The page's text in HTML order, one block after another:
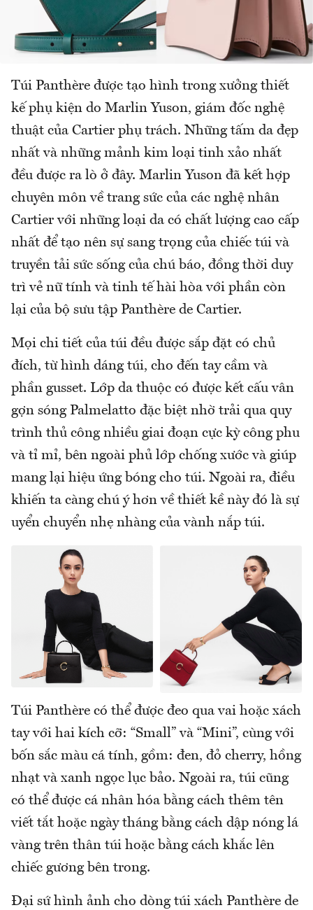
Túi Panthère được tạo hình trong xưởng thiết
kế phụ kiện do Marlin Yuson, giám đốc nghệ
thuật của Cartier phụ trách. Những tấm da đẹp
nhất và những mảnh kim loại tinh xảo nhất
đều được ra lò ở đây. Marlin Yuson đã kết hợp
chuyên môn về trang sức của các nghệ nhân
Cartier với những loại da có chất lượng cao cấp
nhất để tạo nên sự sang trọng của chiếc túi và
truyền tải sức sống của chú báo, đồng thời duy
trì vẻ nữ tính và tinh tế hài hòa với phần còn
lại của bộ sưu tập Panthère de Cartier.
Mọi chi tiết của túi đều được sắp đặt có chủ
đích, từ hình dáng túi, cho đến tay cầm và
phần gusset. Lớp da thuộc có được kết cấu vân
gợn sóng Palmelatto đặc biệt nhờ trải qua quy
trình thủ công nhiều giai đoạn cực kỳ công phu
và tỉ mỉ, bên ngoài phủ lớp chống xước và giúp
mang lại hiệu ứng bóng cho túi. Ngoài ra, điều
khiến ta càng chú ý hơn về thiết kề này đó là sự
uyển chuyển nhẹ nhàng của vành nắp túi.
Túi Panthère có thể được đeo qua vai hoặc xách
tay với hai kích cỡ: “Small” và “Mini”, cùng với
bốn sắc màu cá tính, gồm: đen, đỏ cherry, hồng
nhạt và xanh ngọc lục bảo. Ngoài ra, túi cũng
có thể được cá nhân hóa bằng cách thêm tên
viết tắt hoặc ngày tháng bằng cách dập nóng lá
vàng trên thân túi hoặc bằng cách khắc lên
chiếc gương bên trong.
Đại sứ hình ảnh cho dòng túi xách Panthère de